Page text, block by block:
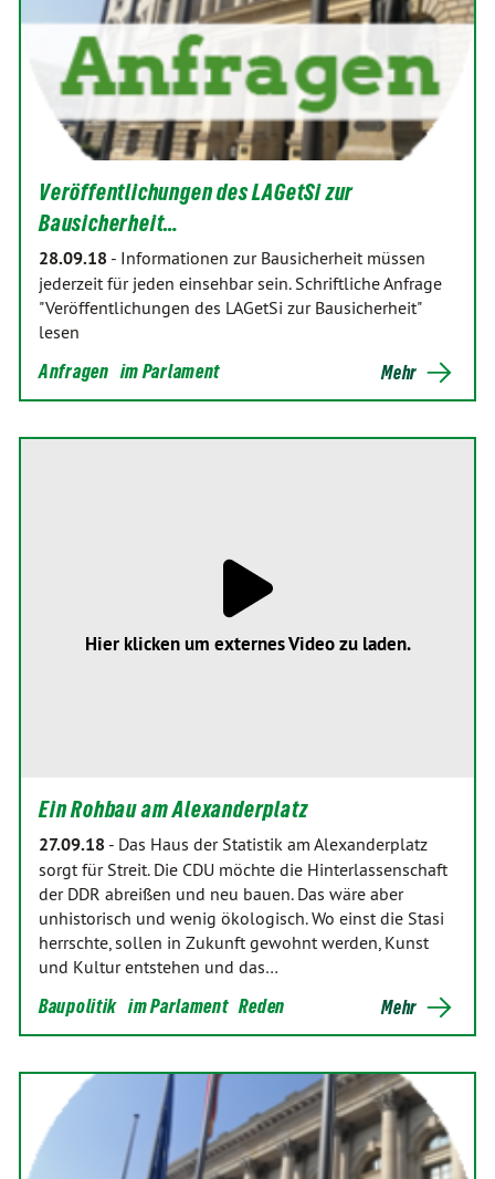
Veröffentlichungen des LAGetSi zur
Bausicherheit…
28.09.18 - Informationen zur Bausicherheit müssen
jederzeit für jeden einsehbar sein. Schriftliche Anfrage
"Veröffentlichungen des LAGetSi zur Bausicherheit"
lesen
Anfragen im Parlament Mehr
Hier klicken um externes Video zu laden.
Ein Rohbau am Alexanderplatz
27.09.18 - Das Haus der Statistik am Alexanderplatz
sorgt für Streit. Die CDU möchte die Hinterlassenschaft
der DDR abreißen und neu bauen. Das wäre aber
unhistorisch und wenig ökologisch. Wo einst die Stasi
herrschte, sollen in Zukunft gewohnt werden, Kunst
und Kultur entstehen und das…
Baupolitik im Parlament Reden Mehr